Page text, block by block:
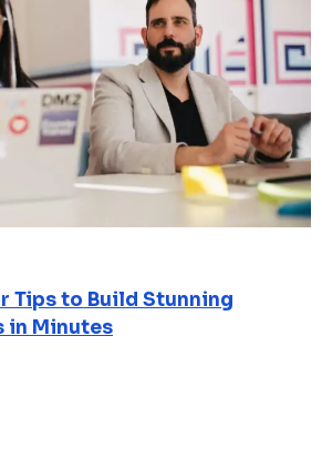
Tips to Build Stunning
in Minutes